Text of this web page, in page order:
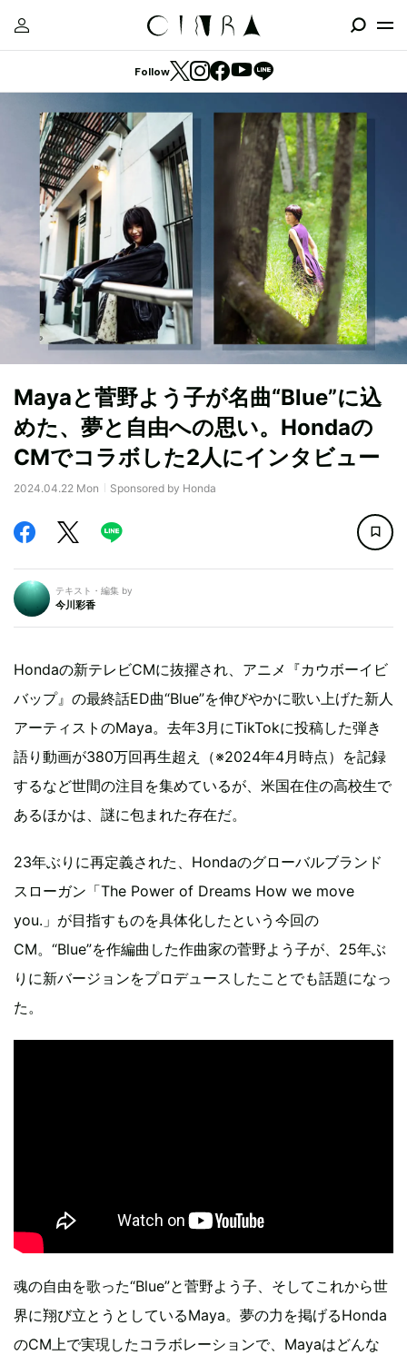
Follow
Mayaと菅野よう子が名曲“Blue”に込
めた、夢と自由への思い。Hondaの
CMでコラボした2人にインタビュー
2024.04.22 Mon Sponsored by Honda
テキスト・編集 by
今川彩香
Hondaの新テレビCMに抜擢され、アニメ『カウボーイビ
バップ』の最終話ED曲“Blue”を伸びやかに歌い上げた新人
アーティストのMaya。去年3月にTikTokに投稿した弾き
語り動画が380万回再生超え（※2024年4月時点）を記録
するなど世間の注目を集めているが、米国在住の高校生で
あるほかは、謎に包まれた存在だ。
23年ぶりに再定義された、Hondaのグローバルブランド
スローガン「The Power of Dreams How we move
you.」が目指すものを具体化したという今回の
CM。“Blue”を作編曲した作曲家の菅野よう子が、25年ぶ
りに新バージョンをプロデュースしたことでも話題になっ
た。
魂の自由を歌った“Blue”と菅野よう子、そしてこれから世
界に翔び立とうとしているMaya。夢の力を掲げるHonda
のCM上で実現したコラボレーションで、Mayaはどんな